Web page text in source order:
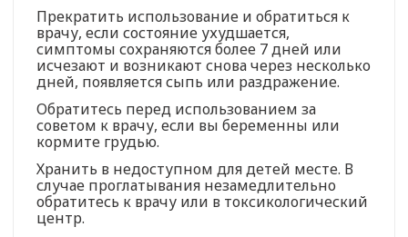
Прекратить использование и обратиться к
врачу, если состояние ухудшается,
симптомы сохраняются более 7 дней или
исчезают и возникают снова через несколько
дней, появляется сыпь или раздражение.
Обратитесь перед использованием за
советом к врачу, если вы беременны или
кормите грудью.
Хранить в недоступном для детей месте. В
случае проглатывания незамедлительно
обратитесь к врачу или в токсикологический
центр.